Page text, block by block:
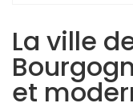
La ville
et